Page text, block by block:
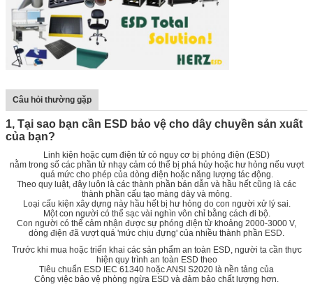
Câu hỏi thường gặp
1, Tại sao bạn cần ESD bảo vệ cho dây chuyền sản xuất
của bạn?
Linh kiện hoặc cụm điện tử có nguy cơ bị phóng điện (ESD)
nằm trong số các phần tử nhạy cảm có thể bị phá hủy hoặc hư hỏng nếu vượt
quá mức cho phép của dòng điện hoặc năng lượng tác động.
Theo quy luật, đây luôn là các thành phần bán dẫn và hầu hết cũng là các
thành phần cấu tạo màng dày và mỏng.
Loại cấu kiện xây dựng này hầu hết bị hư hỏng do con người xử lý sai.
Một con người có thể sạc vài nghìn vôn chỉ bằng cách đi bộ.
Con người có thể cảm nhận được sự phóng điện từ khoảng 2000-3000 V,
dòng điện đã vượt quá 'mức chịu đựng' của nhiều thành phần ESD.
Trước khi mua hoặc triển khai các sản phẩm an toàn ESD, người ta cần thực
hiện quy trình an toàn ESD theo
Tiêu chuẩn ESD IEC 61340 hoặc ANSI S2020 là nền tảng của
Công việc bảo vệ phòng ngừa ESD và đảm bảo chất lượng hơn.